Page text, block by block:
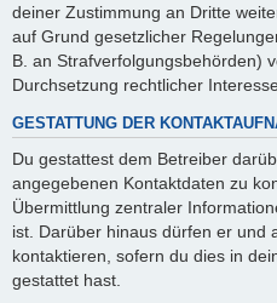
deiner Zustimmung an Dritte
auf Grund gesetzlicher
B. an Strafverfolgungsbehörden)
Durchsetzung rechtlicher
GESTATTUNG DER
Du gestattest dem Betreiber
angegebenen Kontaktdaten zu
Übermittlung zentraler
ist. Darüber hinaus dürfen er und
kontaktieren, sofern du dies in
gestattet hast.